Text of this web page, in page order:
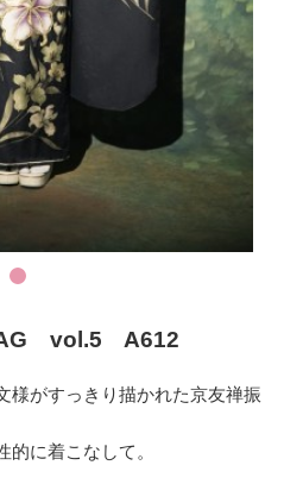
vol.5 A612
様がすっきり描かれた京友禅振
に着こなして。